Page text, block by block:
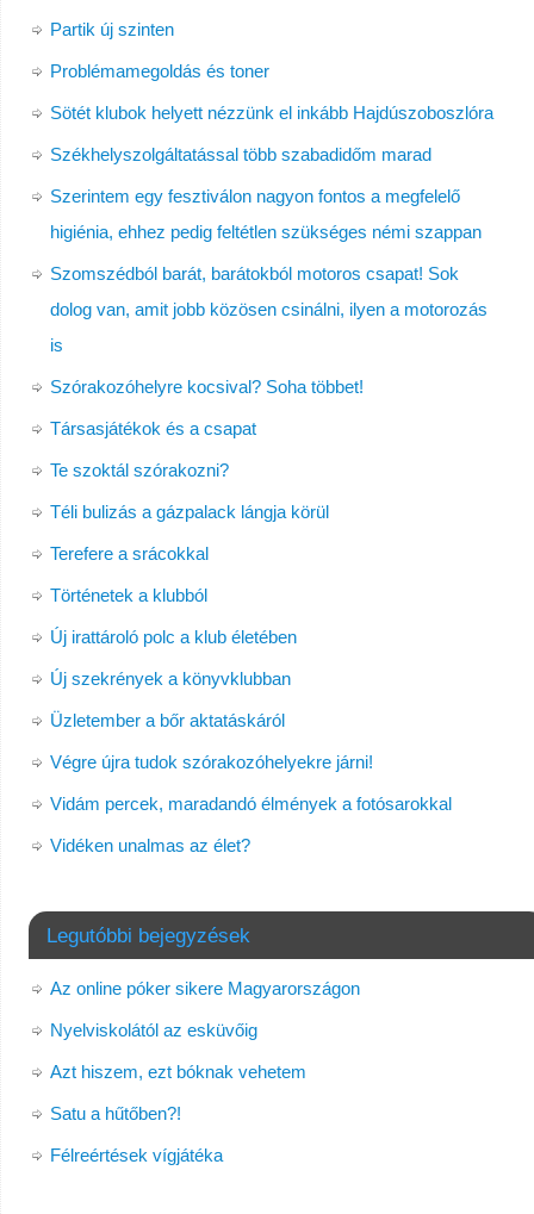
Partik új szinten
Problémamegoldás és toner
Sötét klubok helyett nézzünk el inkább Hajdúszoboszlóra
Székhelyszolgáltatással több szabadidőm marad
Szerintem egy fesztiválon nagyon fontos a megfelelő
higiénia, ehhez pedig feltétlen szükséges némi szappan
Szomszédból barát, barátokból motoros csapat! Sok
dolog van, amit jobb közösen csinálni, ilyen a motorozás
is
Szórakozóhelyre kocsival? Soha többet!
Társasjátékok és a csapat
Te szoktál szórakozni?
Téli bulizás a gázpalack lángja körül
Terefere a srácokkal
Történetek a klubból
Új irattároló polc a klub életében
Új szekrények a könyvklubban
Üzletember a bőr aktatáskáról
Végre újra tudok szórakozóhelyekre járni!
Vidám percek, maradandó élmények a fotósarokkal
Vidéken unalmas az élet?
Legutóbbi bejegyzések
Az online póker sikere Magyarországon
Nyelviskolától az esküvőig
Azt hiszem, ezt bóknak vehetem
Satu a hűtőben?!
Félreértések vígjátéka